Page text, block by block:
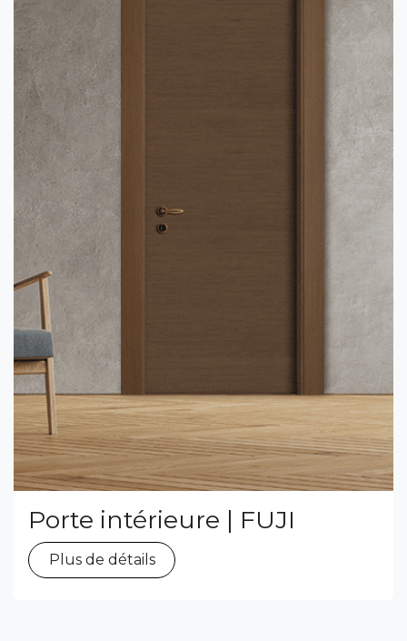
Porte intérieure | FUJI
Plus de détails